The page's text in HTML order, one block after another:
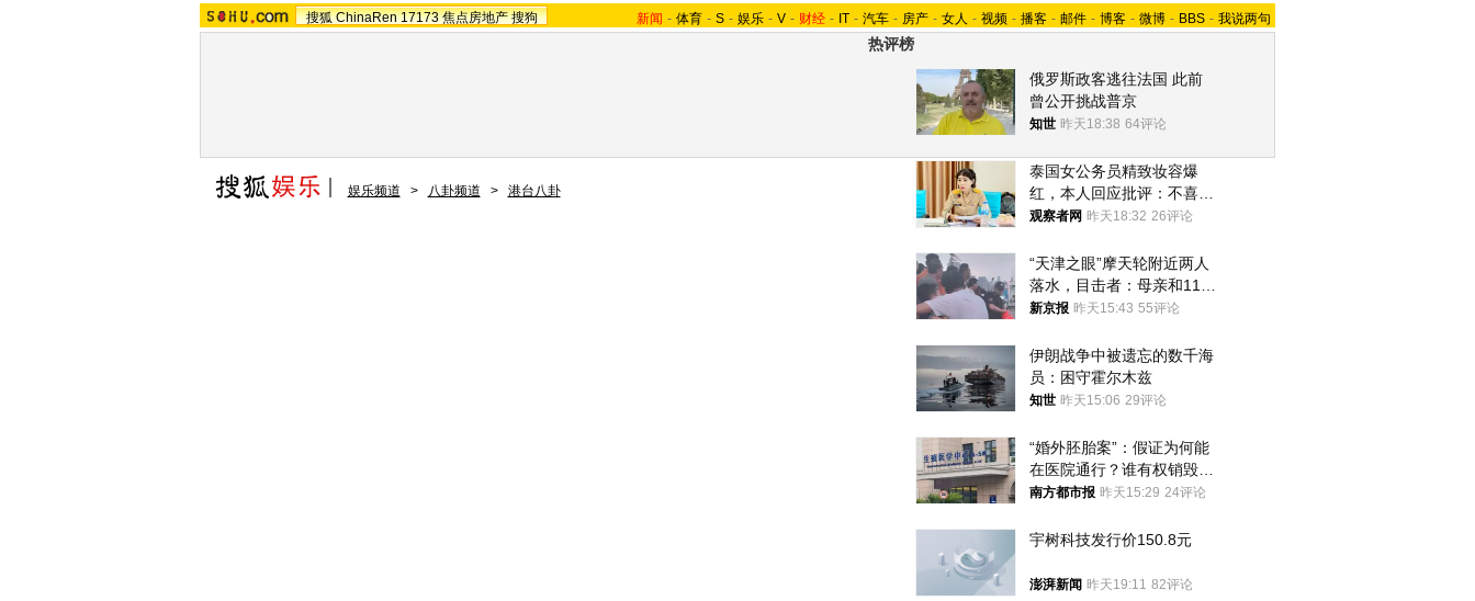
搜狐 ChinaRen 17173 焦点房地产 搜狗 新闻 - 体育 - S - 娱乐 - V - 财经 - IT - 汽车 - 房产 - 女人 - 视频 - 播客 - 邮件 - 博客 - 微博 - BBS - 我说两句
热评榜
俄罗斯政客逃往法国 此前
曾公开挑战普京
知世 昨天18:38 64评论
泰国女公务员精致妆容爆
红，本人回应批评：不喜欢
就别看
观察者网 昨天18:32 26评论
“天津之眼”摩天轮附近两人
落水，目击者：母亲和11岁
儿子先后被打捞上岸
新京报 昨天15:43 55评论
伊朗战争中被遗忘的数千海
员：困守霍尔木兹
知世 昨天15:06 29评论
“婚外胚胎案”：假证为何能
在医院通行？谁有权销毁胚
胎？
南方都市报 昨天15:29 24评论
宇树科技发行价150.8元
澎湃新闻 昨天19:11 82评论
娱乐频道 > 八卦频道 > 港台八卦